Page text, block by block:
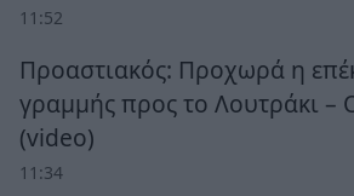
11:52
Προαστιακός: Προχωρά η
γραμμής προς το Λουτράκι –
(video)
11:34